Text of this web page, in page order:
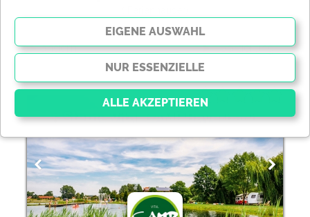
ändern Sortierung:
5 Sterne Vital CAMP Bayerbach
Essenziell
Essenzielle Cookies ermöglichen grundlegende
Funktionen und sind für die einwandfreie Funktion der
Website dringend erforderlich. Ohne diese Cookies
werden Teile der Websitenicht funktionieren.